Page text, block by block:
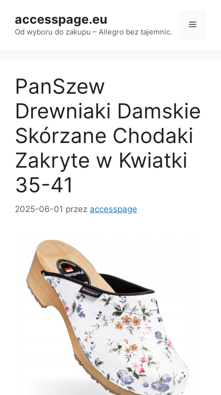
treści
accesspage.eu
Od wyboru do zakupu – Allegro bez tajemnic.
Menu
PanSzew
Drewniaki Damskie
Skórzane Chodaki
Zakryte w Kwiatki
35-41
2025-06-01 przez accesspage